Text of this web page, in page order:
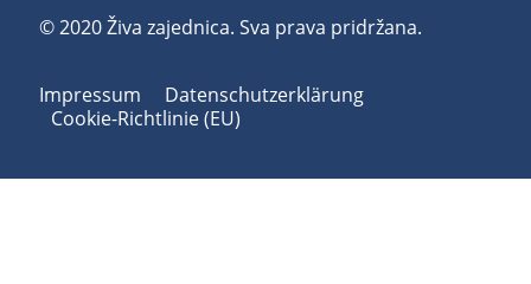
© 2020 Živa zajednica. Sva prava pridržana.
Impressum
Datenschutzerklärung
Cookie-Richtlinie (EU)